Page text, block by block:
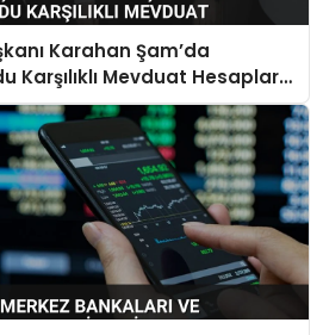
Karahan Şam’da
Karşılıklı Mevduat Hesapları